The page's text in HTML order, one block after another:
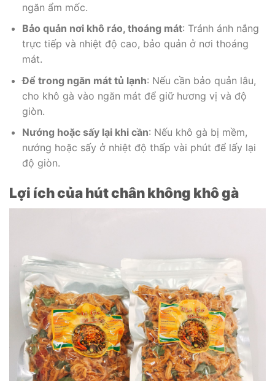
ngăn ẩm mốc.
Bảo quản nơi khô ráo, thoáng mát: Tránh ánh nắng
trực tiếp và nhiệt độ cao, bảo quản ở nơi thoáng
mát.
Để trong ngăn mát tủ lạnh: Nếu cần bảo quản lâu,
cho khô gà vào ngăn mát để giữ hương vị và độ
giòn.
Nướng hoặc sấy lại khi cần: Nếu khô gà bị mềm,
nướng hoặc sấy ở nhiệt độ thấp vài phút để lấy lại
độ giòn.
Lợi ích của hút chân không khô gà